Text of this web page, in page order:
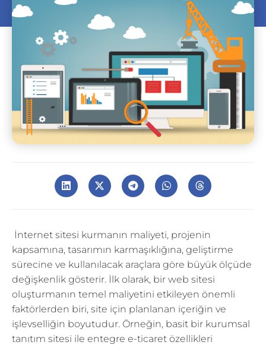
İnternet sitesi kurmanın maliyeti, projenin
kapsamına, tasarımın karmaşıklığına, geliştirme
sürecine ve kullanılacak araçlara göre büyük ölçüde
değişkenlik gösterir. İlk olarak, bir web sitesi
oluşturmanın temel maliyetini etkileyen önemli
faktörlerden biri, site için planlanan içeriğin ve
işlevselliğin boyutudur. Örneğin, basit bir kurumsal
tanıtım sitesi ile entegre e-ticaret özellikleri